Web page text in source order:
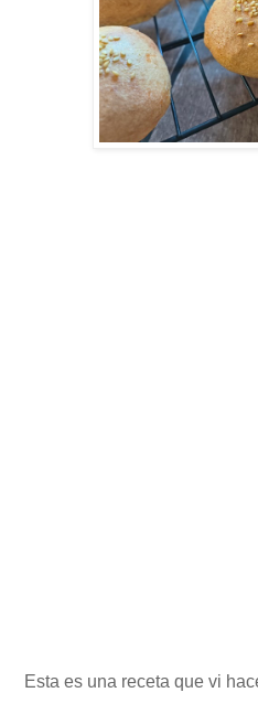
Esta es una receta que vi